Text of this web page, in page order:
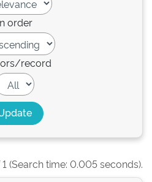
order
record
(Search time: 0.005 seconds).